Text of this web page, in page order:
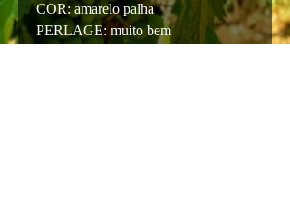
COR: amarelo palha
PERLAGE: muito bem